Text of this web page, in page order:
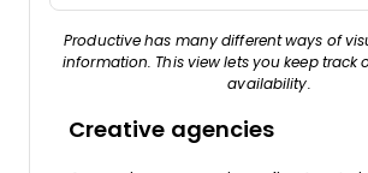
Productive has many different ways of
information. This view lets you keep track
availability.
Creative agencies